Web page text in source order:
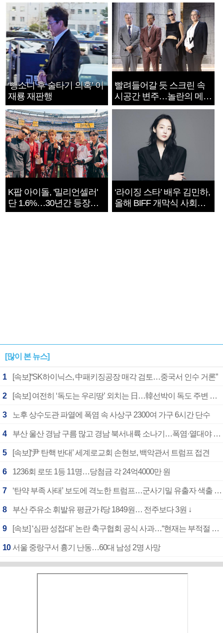
‘뺑소니 후 술타기 의혹’ 이
재룡 재판행
빨려들어갈 듯 스크린 속
시공간 변주…놀란의 메시
지는 ‘전쟁 속죄’
K팝 아이돌, '밀리언셀러'
단 1.6%…30년간 등장
1182개팀 전수조사
‘라이징 스타’ 배우 김민하,
올해 BIFF 개막식 사회자
확정
[많이 본 뉴스]
1 [속보]“SK하이닉스, 中패키징공장 매각 검토…중국서 인수 거론”
2 [속보] 여전히 ‘독도는 우리땅’ 외치는 日…韓선박이 독도 주변 해양조사 활동하자 반발
3 노후 상수도관 파열에 폭염 속 사상구 2300여 가구 6시간 단수
4 부산 울산 경남 구름 많고 경남 북서내륙 소나기…폭염·열대야 계속
5 [속보]‘尹 탄핵 반대’ 세계로교회 손현보, 백악관서 트럼프 접견
6 1236회 로또 1등 11명…당첨금 각 24억4000만 원
7 ‘탄약 부족 사태’ 보도에 격노한 트럼프…군사기밀 유출자 색출 지시
8 부산 주유소 휘발유 평균가 ℓ당 1849원… 전주보다 3원 ↓
9 [속보] ‘심판 성접대’ 논란 축구협회 공식 사과…“현재는 부적절 행위 없어”
10 서울 중랑구서 흉기 난동…60대 남성 2명 사망